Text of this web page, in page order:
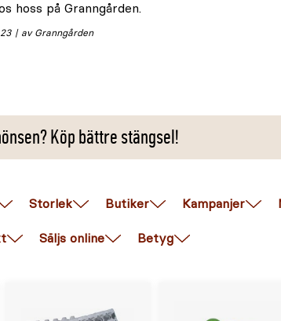
hoss på Granngården.
av Granngården
Köp bättre stängsel!
Storlek Butiker Kampanjer
Säljs online Betyg